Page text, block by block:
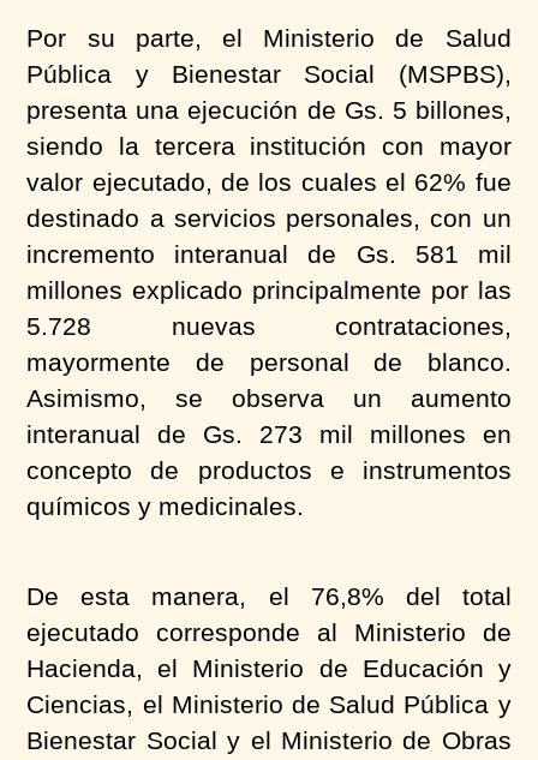
Por su parte, el Ministerio de Salud
Pública y Bienestar Social (MSPBS),
presenta una ejecución de Gs. 5 billones,
siendo la tercera institución con mayor
valor ejecutado, de los cuales el 62% fue
destinado a servicios personales, con un
incremento interanual de Gs. 581 mil
millones explicado principalmente por las
5.728 nuevas contrataciones,
mayormente de personal de blanco.
Asimismo, se observa un aumento
interanual de Gs. 273 mil millones en
concepto de productos e instrumentos
químicos y medicinales.
De esta manera, el 76,8% del total
ejecutado corresponde al Ministerio de
Hacienda, el Ministerio de Educación y
Ciencias, el Ministerio de Salud Pública y
Bienestar Social y el Ministerio de Obras